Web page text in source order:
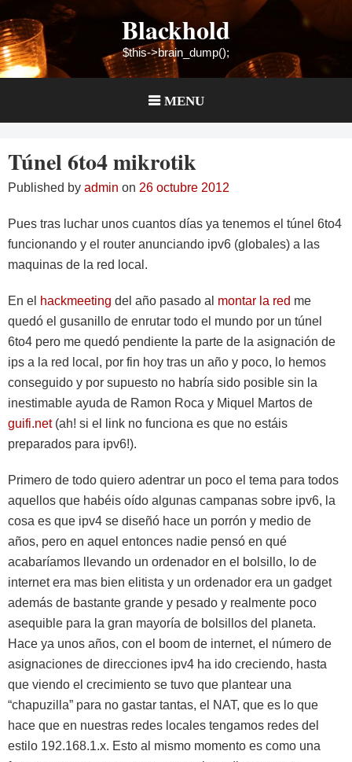
to
content
Blackhold
$this->brain_dump();
MENU
Túnel 6to4 mikrotik
Published by admin on 26 octubre 2012
Pues tras luchar unos cuantos días ya tenemos el túnel 6to4
funcionando y el router anunciando ipv6 (globales) a las
maquinas de la red local.
En el hackmeeting del año pasado al montar la red me
quedó el gusanillo de enrutar todo el mundo por un túnel
6to4 pero me quedó pendiente la parte de la asignación de
ips a la red local, por fin hoy tras un año y poco, lo hemos
conseguido y por supuesto no habría sido posible sin la
inestimable ayuda de Ramon Roca y Miquel Martos de
guifi.net(ah! si el link no funciona es que no estáis
preparados para ipv6!).
Primero de todo quiero adentrar un poco el tema para todos
aquellos que habéis oído algunas campanas sobre ipv6, la
cosa es que ipv4 se diseñó hace un porrón y medio de
años, pero en aquel entonces nadie pensó en qué
acabaríamos llevando un ordenador en el bolsillo, lo de
internet era mas bien elitista y un ordenador era un gadget
además de bastante grande y pesado y realmente poco
asequible para la gran mayoría de bolsillos del planeta.
Hace ya unos años, con el boom de internet, el número de
asignaciones de direcciones ipv4 ha ido creciendo, hasta
que viendo el crecimiento se tuvo que plantear una
“chapuzilla” para no gastar tantas, el NAT, que es lo que
hace que en nuestras redes locales tengamos redes del
estilo 192.168.1.x. Esto al mismo momento es como una